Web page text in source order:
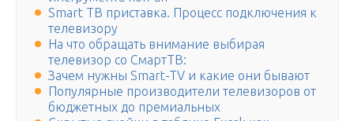
Smart ТВ приставка. Процесс подключения к
телевизору
На что обращать внимание выбирая
телевизор со СмартТВ:
Зачем нужны Smart-TV и какие они бывают
Популярные производители телевизоров от
бюджетных до премиальных